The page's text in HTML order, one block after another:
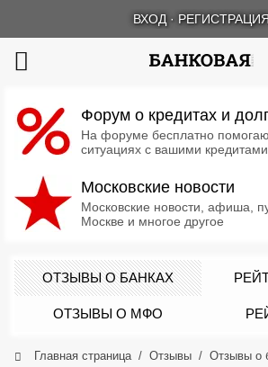
ВХОД ·
Форум о кредитах и
На форуме бесплатно
ситуациях с вашими кредитами
Московские новости
Московские новости, афиша,
Москве и многое другое
ОТЗЫВЫ О БАНКАХ
ОТЗЫВЫ О МФО
Главная страница Отзывы Отзывы о